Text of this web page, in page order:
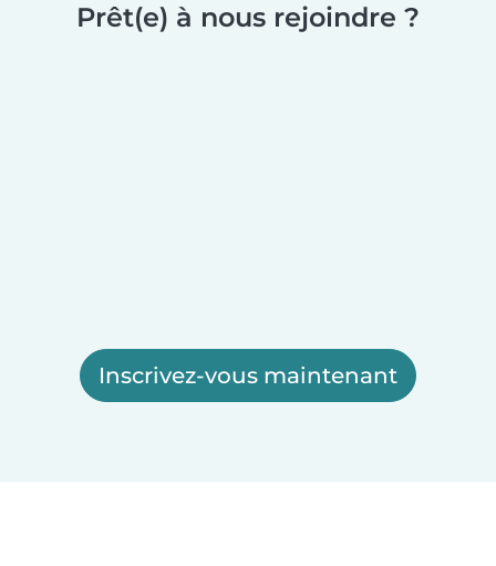
Prêt(e) à nous rejoindre ?
Inscrivez-vous maintenant